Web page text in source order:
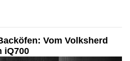
Vom Volksherd
iQ700